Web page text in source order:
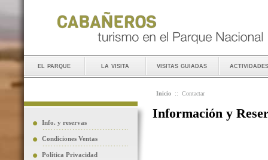
el parque la visita visitas guiadas actividades
Info. y reservas
Condiciones Ventas
Política Privacidad
Inicio :: Contactar
Información y